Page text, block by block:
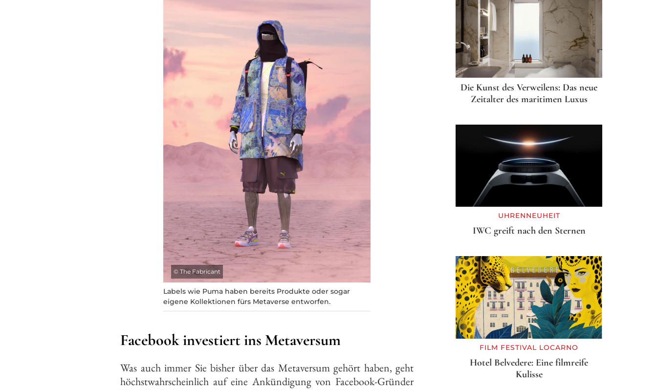
Die Kunst des Verweilens: Das neue
Zeitalter des maritimen Luxus
UHRENNEUHEIT
IWC greift nach den Sternen
FILM FESTIVAL LOCARNO
Hotel Belvedere: Eine filmreife
Kulisse
© The Fabricant
Labels wie Puma haben bereits Produkte oder sogar
eigene Kollektionen fürs Metaverse entworfen.
Facebook investiert ins Metaversum
Was auch immer Sie bisher über das Metaversum gehört haben, geht
höchstwahrscheinlich auf eine Ankündigung von Facebook-Gründer